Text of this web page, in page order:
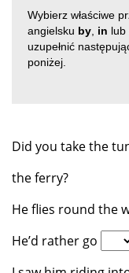
Wybierz właściwe
angielsku by in lub
uzupełnić
poniżej.
Did you take the
the ferry?
He flies round the
He’d rather go